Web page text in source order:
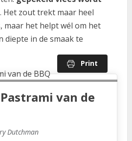
. Het zout trekt maar heel
maar het helpt wél om het
diepte in de smaak te
Print
van de
Dutchman